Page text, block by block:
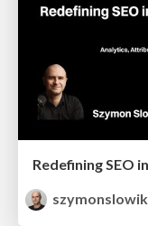
szymonslowik